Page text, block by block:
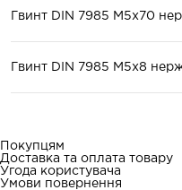
Гвинт DIN 7985 М5x70
Гвинт DIN 7985 М5x8
Покупцям
Доставка та оплата товару
Угода користувача
Умови повернення